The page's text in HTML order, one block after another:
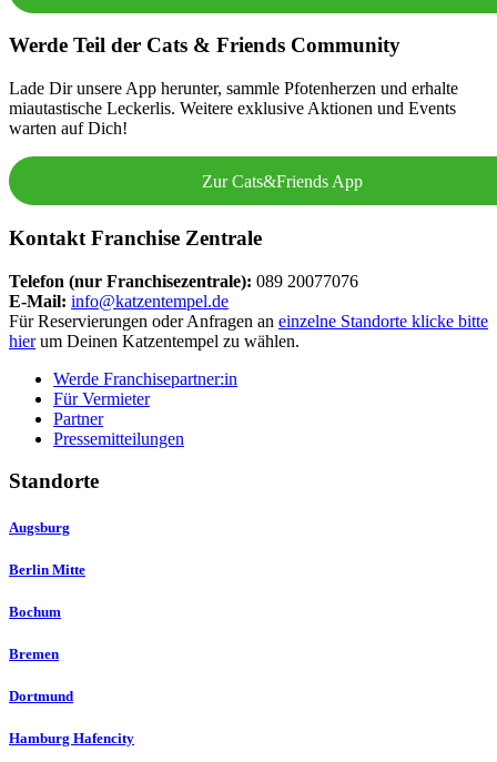
Werde Teil der Cats & Friends Community
Lade Dir unsere App herunter, sammle Pfotenherzen und erhalte
miautastische Leckerlis. Weitere exklusive Aktionen und Events
warten auf Dich!
Zur Cats&Friends App
Kontakt Franchise Zentrale
Telefon (nur Franchisezentrale): 089 20077076
E-Mail: info@katzentempel.de
Für Reservierungen oder Anfragen an einzelne Standorte klicke bitte
hierum Deinen Katzentempel zu wählen.
Werde Franchisepartner:in
Für Vermieter
Partner
Pressemitteilungen
Standorte
Augsburg
Berlin Mitte
Bochum
Bremen
Dortmund
Hamburg Hafencity